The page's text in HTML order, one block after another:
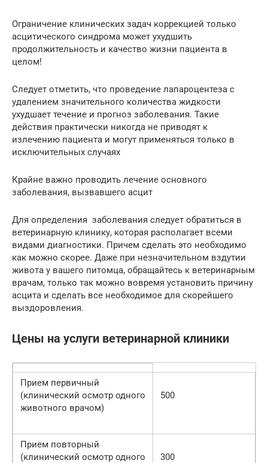
Ограничение клинических задач коррекцией только
асцитического синдрома может ухудшить
продолжительность и качество жизни пациента в
целом!
Следует отметить, что проведение лапароцентеза с
удалением значительного количества жидкости
ухудшает течение и прогноз заболевания. Такие
действия практически никогда не приводят к
излечению пациента и могут применяться только в
исключительных случаях
Крайне важно проводить лечение основного
заболевания, вызвавшего асцит
Для определения заболевания следует обратиться в
ветеринарную клинику, которая располагает всеми
видами диагностики. Причем сделать это необходимо
как можно скорее. Даже при незначительном вздутии
живота у вашего питомца, обращайтесь к ветеринарным
врачам, только так можно вовремя установить причину
асцита и сделать все необходимое для скорейшего
выздоровления.
Цены на услуги ветеринарной клиники
Прием первичный
(клинический осмотр одного
животного врачом)
500
Прием повторный
(клинический осмотр одного
300